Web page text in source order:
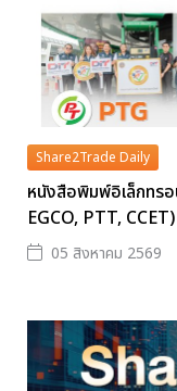
Share2Trade Daily
หนังสือพิมพ์อิเล็กทร
EGCO, PTT, CCET)
05 สิงหาคม 2569